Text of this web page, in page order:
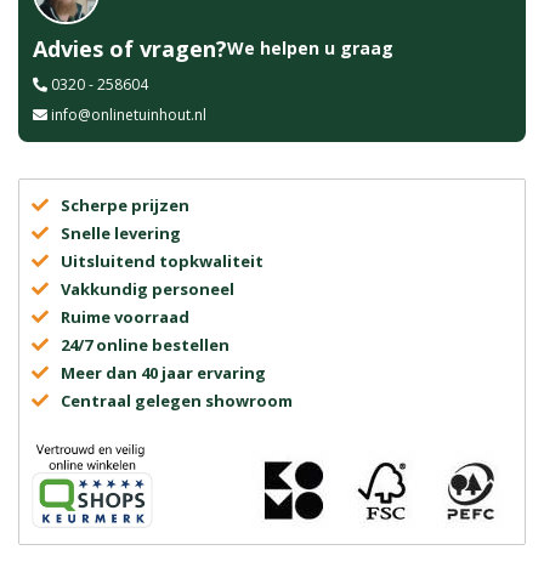
Advies of vragen?We helpen u graag
0320 - 258604
info@onlinetuinhout.nl
Scherpe prijzen
Snelle levering
Uitsluitend topkwaliteit
Vakkundig personeel
Ruime voorraad
24/7 online bestellen
Meer dan 40 jaar ervaring
Centraal gelegen showroom